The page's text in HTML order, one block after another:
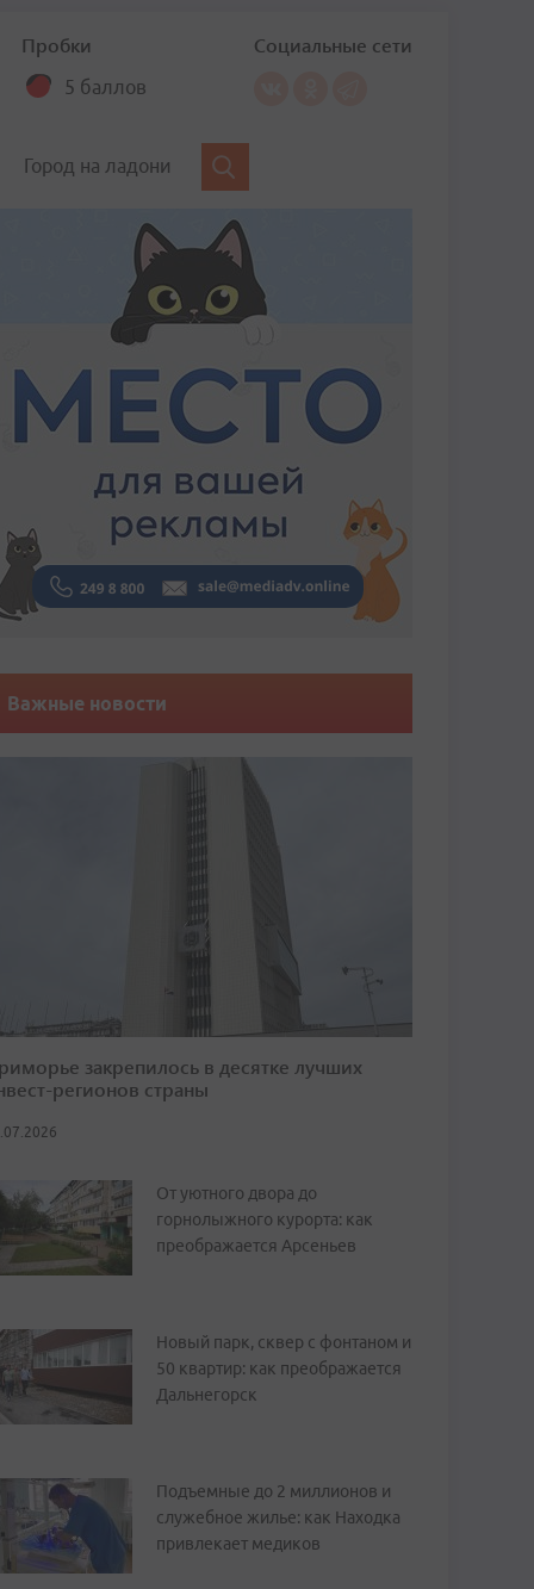
Пробки
5 баллов
Социальные сети
Город на ладони
Важные новости
закрепилось в десятке лучших
регионов страны
От уютного двора до
горнолыжного курорта: как
преображается Арсеньев
Новый парк, сквер с фонтаном и
50 квартир: как преображается
Дальнегорск
Подъемные до 2 миллионов и
служебное жилье: как Находка
привлекает медиков